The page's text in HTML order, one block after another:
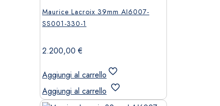
Maurice Lacroix 39mm AI6007-
SS001-330-1
2.200,00€
Aggiungi al carrello
Aggiungi al carrello